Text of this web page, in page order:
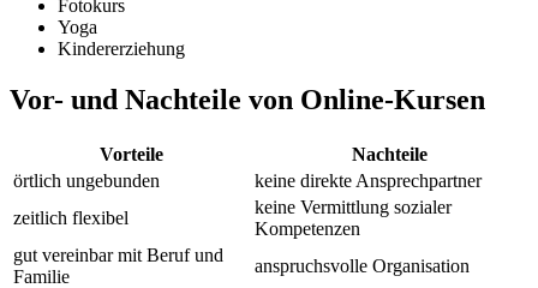
Fotokurs
Yoga
Kindererziehung
Vor- und Nachteile von Online-Kursen
Vorteile
Nachteile
örtlich ungebunden
keine direkte Ansprechpartner
zeitlich flexibel
keine Vermittlung sozialer
Kompetenzen
gut vereinbar mit Beruf und
Familie
anspruchsvolle Organisation